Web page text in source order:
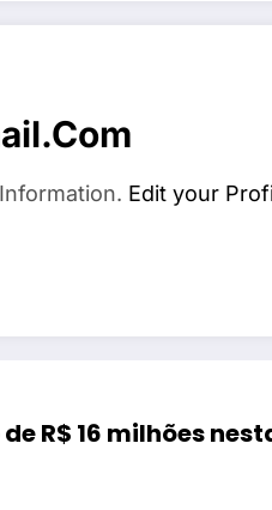
Edit your
R$ 16 milhões